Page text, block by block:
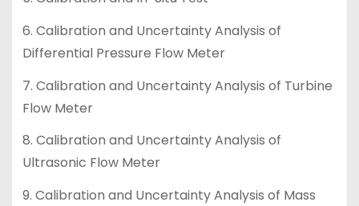
6. Calibration and Uncertainty Analysis of
Differential Pressure Flow Meter
7. Calibration and Uncertainty Analysis of Turbine
Flow Meter
8. Calibration and Uncertainty Analysis of
Ultrasonic Flow Meter
9. Calibration and Uncertainty Analysis of Mass